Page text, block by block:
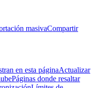
masivaCompartir
en esta páginaActualizar
Páginas donde resaltar